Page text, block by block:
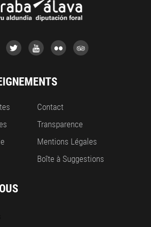
Contact
Transparence
Mentions Légales
Boîte à Suggestions